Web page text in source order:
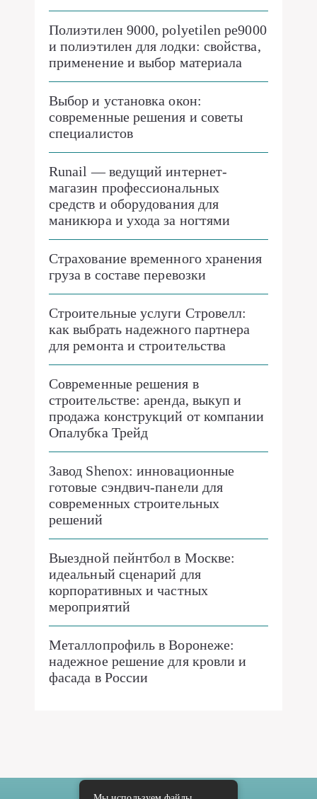
Полиэтилен 9000, polyetilen pe9000
и полиэтилен для лодки: свойства,
применение и выбор материала
Выбор и установка окон:
современные решения и советы
специалистов
Runail — ведущий интернет-
магазин профессиональных
средств и оборудования для
маникюра и ухода за ногтями
Страхование временного хранения
груза в составе перевозки
Строительные услуги Стровелл:
как выбрать надежного партнера
для ремонта и строительства
Современные решения в
строительстве: аренда, выкуп и
продажа конструкций от компании
Опалубка Трейд
Завод Shenox: инновационные
готовые сэндвич-панели для
современных строительных
решений
Выездной пейнтбол в Москве:
идеальный сценарий для
корпоративных и частных
мероприятий
Металлопрофиль в Воронеже:
надежное решение для кровли и
фасада в России